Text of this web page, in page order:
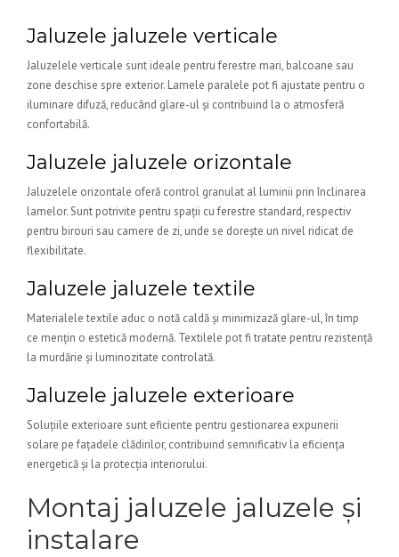
Jaluzele jaluzele verticale
Jaluzelele verticale sunt ideale pentru ferestre mari, balcoane sau
zone deschise spre exterior. Lamele paralele pot fi ajustate pentru o
iluminare difuză, reducând glare-ul și contribuind la o atmosferă
confortabilă.
Jaluzele jaluzele orizontale
Jaluzelele orizontale oferă control granulat al luminii prin înclinarea
lamelor. Sunt potrivite pentru spații cu ferestre standard, respectiv
pentru birouri sau camere de zi, unde se dorește un nivel ridicat de
flexibilitate.
Jaluzele jaluzele textile
Materialele textile aduc o notă caldă și minimizază glare-ul, în timp
ce mențin o estetică modernă. Textilele pot fi tratate pentru rezistență
la murdărie și luminozitate controlată.
Jaluzele jaluzele exterioare
Soluțiile exterioare sunt eficiente pentru gestionarea expunerii
solare pe fațadele clădirilor, contribuind semnificativ la eficiența
energetică și la protecția interiorului.
Montaj jaluzele jaluzele și
instalare